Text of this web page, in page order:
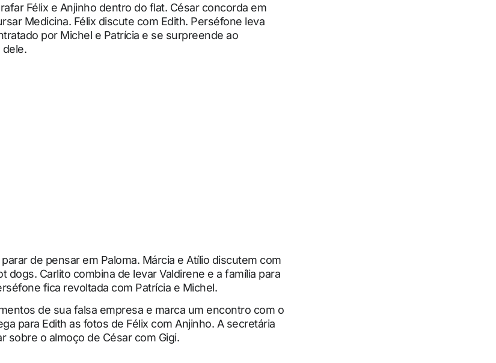
Félix e Anjinho dentro do flat. César concorda em
Medicina. Félix discute com Edith. Perséfone leva
por Michel e Patrícia e se surpreende ao
dele.
de pensar em Paloma. Márcia e Atílio discutem com
dogs. Carlito combina de levar Valdirene e a família para
fica revoltada com Patrícia e Michel.
de sua falsa empresa e marca um encontro com o
para Edith as fotos de Félix com Anjinho. A secretária
sobre o almoço de César com Gigi.